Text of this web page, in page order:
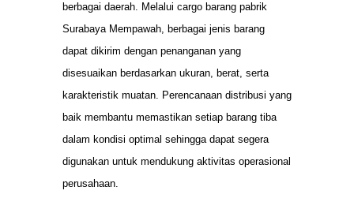
berbagai daerah. Melalui cargo barang pabrik
Surabaya Mempawah, berbagai jenis barang
dapat dikirim dengan penanganan yang
disesuaikan berdasarkan ukuran, berat, serta
karakteristik muatan. Perencanaan distribusi yang
baik membantu memastikan setiap barang tiba
dalam kondisi optimal sehingga dapat segera
digunakan untuk mendukung aktivitas operasional
perusahaan.